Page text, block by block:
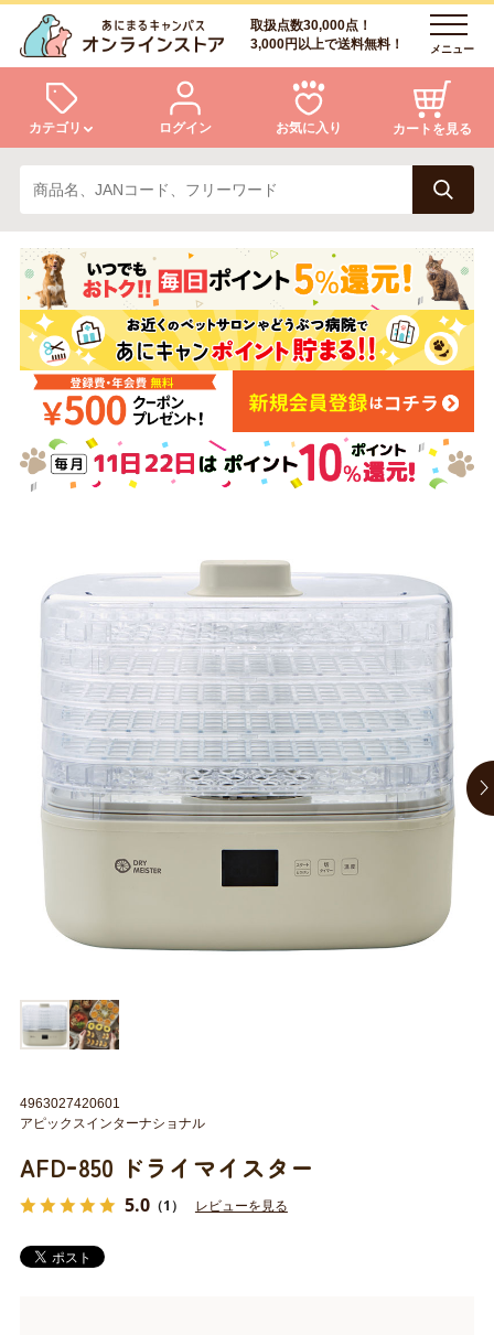
取扱点数30,000点！
3,000円以上で送料無料！
メニュー
カテゴリ
犬 猫
小動物・鳥 アクア・爬虫類・昆虫
ドッグフード キャットフード
美容・ケア用品 服・おさんぽ用品
トリマーグッズ シニアサポート
ログイン お気に入り カートを見る
ログイン
会員登録
あにまるキャンパスについて
アフターサービス
商品リクエスト
AFDｰ850 ドライマイスター
5.0（1） レビューを見る
4963027420601
アピックスインターナショナル